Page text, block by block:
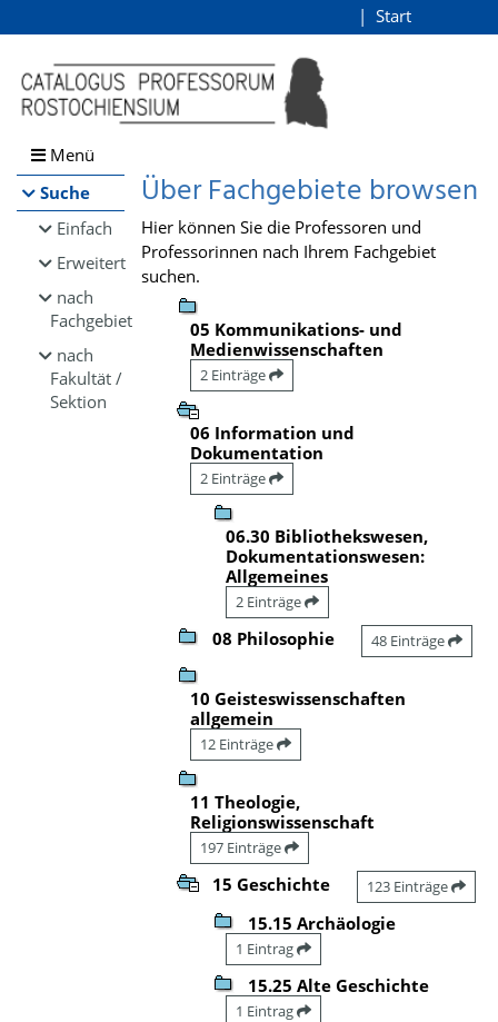
Browsen
direkt zum Inhalt
Start
Menü
Suche
Einfach
Erweitert
nach
Fachgebiet
nach
Fakultät /
Sektion
Über Fachgebiete browsen
Hier können Sie die Professoren und
Professorinnen nach Ihrem Fachgebiet
suchen.
05 Kommunikations- und
Medienwissenschaften
2 Einträge
06 Information und
Dokumentation
2 Einträge
06.30 Bibliothekswesen,
Dokumentationswesen:
Allgemeines
2 Einträge
08 Philosophie 48 Einträge
10 Geisteswissenschaften
allgemein
12 Einträge
11 Theologie,
Religionswissenschaft
197 Einträge
15 Geschichte 123 Einträge
15.15 Archäologie
1 Eintrag
15.25 Alte Geschichte
1 Eintrag